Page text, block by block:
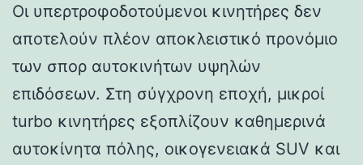
Οι υπερτροφοδοτούμενοι κινητήρες δεν
αποτελούν πλέον αποκλειστικό προνόμιο
των σπορ αυτοκινήτων υψηλών
επιδόσεων. Στη σύγχρονη εποχή, μικροί
turbo κινητήρες εξοπλίζουν καθημερινά
αυτοκίνητα πόλης, οικογενειακά SUV και